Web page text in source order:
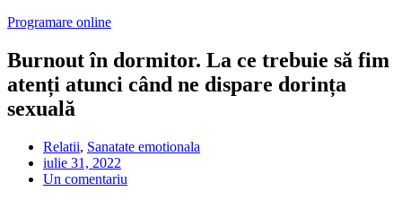
Programare online
Burnout în dormitor. La ce trebuie să fim
atenți atunci când ne dispare dorința
sexuală
Relatii, Sanatate emotionala
iulie 31, 2022
Un comentariu